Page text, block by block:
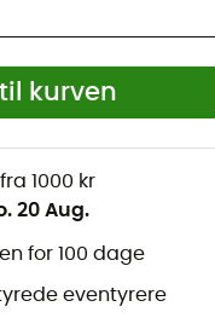
kurven
1000 kr
20 Aug.
for 100 dage
eventyrere